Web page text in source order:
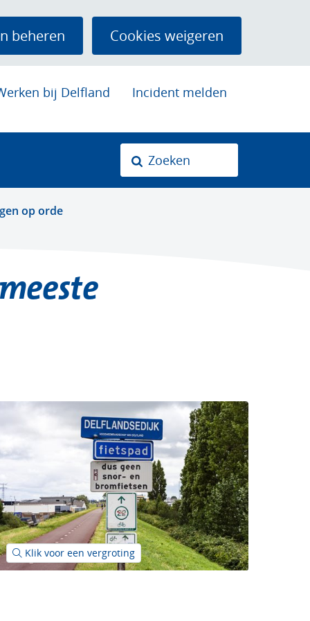
beheren Cookies weigeren
bij Delfland Incident melden
Zoeken
op orde
Klik voor een vergroting(afbeelding:
dsc07801b.jpg)